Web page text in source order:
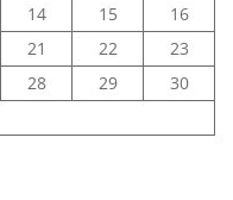
14 15
16
21 22
23
28 29
30